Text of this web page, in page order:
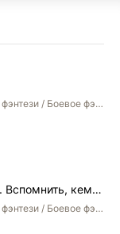
Попаданцы / Приключенческое фэнтези / Боевое фэнтези
Незаконный наследник 1-2. Вспомнить, кем был. Стать собой. Остаться собой
Попаданцы / Приключенческое фэнтези / Боевое фэнтези / Юмористическое фэнтези